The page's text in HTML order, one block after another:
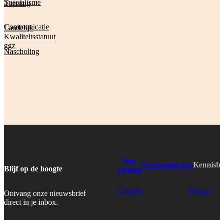
Toetsing
Landelijk
Kwaliteitsstatuut
ggz
Specialisme
Communicatie
Nascholing
Blijf op de hoogte
Ontvang onze nieuwsbrief
direct in je inbox.
Ons
verhaal
Verslavingsarts
Cookies Privacy